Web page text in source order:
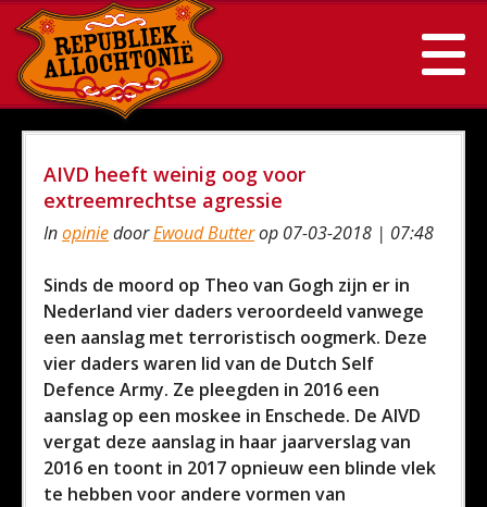
AIVD heeft weinig oog voor
extreemrechtse agressie
InopiniedoorEwoud Butterop 07-03-2018 | 07:48
Sinds de moord op Theo van Gogh zijn er in
Nederland vier daders veroordeeld vanwege
een aanslag met terroristisch oogmerk. Deze
vier daders waren lid van de Dutch Self
Defence Army. Ze pleegden in 2016 een
aanslag op een moskee in Enschede. De AIVD
vergat deze aanslag in haar jaarverslag van
2016 en toont in 2017 opnieuw een blinde vlek
te hebben voor andere vormen van